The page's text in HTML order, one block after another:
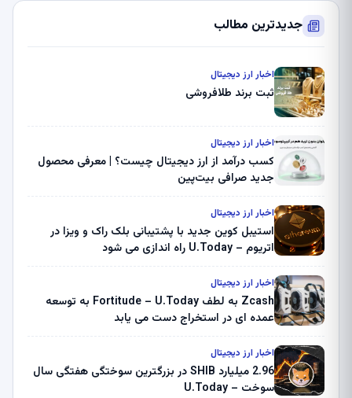
جدیدترین مطالب
اخبار ارز دیجیتال
ثبت برند طلافروشی
اخبار ارز دیجیتال
کسب درآمد از ارز دیجیتال چیست؟ | معرفی محصول
جدید صرافی بیت‌پین
اخبار ارز دیجیتال
استیبل کوین جدید با پشتیبانی بلک راک و ویزا در
اتریوم – U.Today راه اندازی می شود
اخبار ارز دیجیتال
Zcash به لطف Fortitude – U.Today به توسعه
عمده ای در استخراج دست می یابد
اخبار ارز دیجیتال
2.96 میلیارد SHIB در بزرگترین سوختگی هفتگی سال
سوخت – U.Today